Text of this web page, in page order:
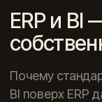
ERP и BI
Почему
BI поверх ERP